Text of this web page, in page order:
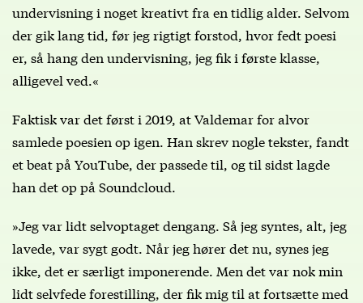
undervisning i noget kreativt fra en tidlig alder. Selvom
der gik lang tid, før jeg rigtigt forstod, hvor fedt poesi
er, så hang den undervisning, jeg fik i første klasse,
alligevel ved.«
Faktisk var det først i 2019, at Valdemar for alvor
samlede poesien op igen. Han skrev nogle tekster, fandt
et beat på YouTube, der passede til, og til sidst lagde
han det op på Soundcloud.
»Jeg var lidt selvoptaget dengang. Så jeg syntes, alt, jeg
lavede, var sygt godt. Når jeg hører det nu, synes jeg
ikke, det er særligt imponerende. Men det var nok min
lidt selvfede forestilling, der fik mig til at fortsætte med